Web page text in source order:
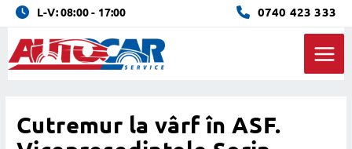
Skip
content
L-V: 08:00 - 17:00 0740 423 333
Main
Cutremur la vârf în ASF.